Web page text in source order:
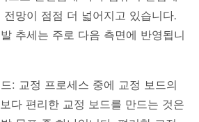
망이 점점 더 넓어지고 있습니다.
추세는 주로 다음 측면에 반영됩니
: 교정 프로세스 중에 교정 보드의
다 편리한 교정 보드를 만드는 것은